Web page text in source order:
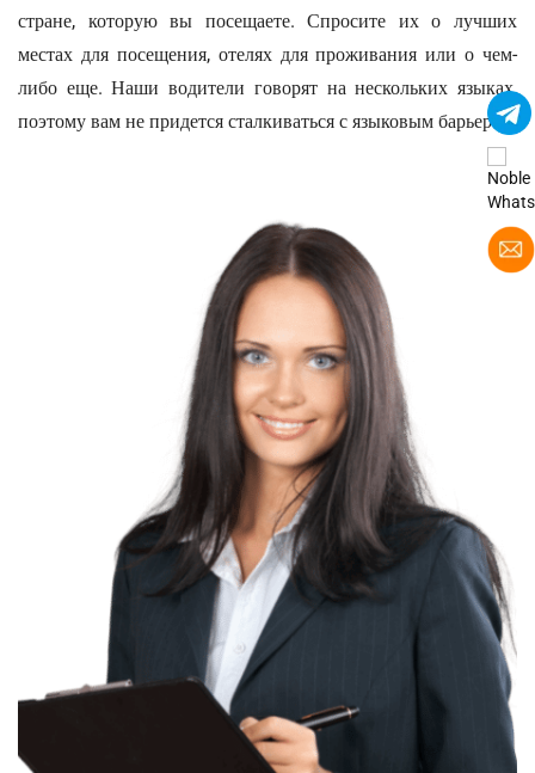
стране, которую вы посещаете. Спросите их о лучших
местах для посещения, отелях для проживания или о чем-
либо еще. Наши водители говорят на нескольких языках,
поэтому вам не придется сталкиваться с языковым барьером